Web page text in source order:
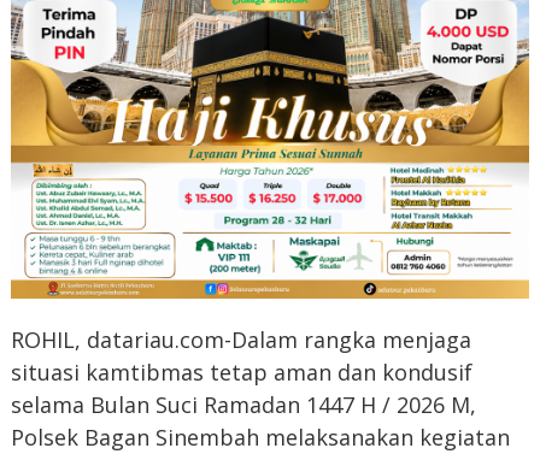
ROHIL, datariau.com-Dalam rangka menjaga
situasi kamtibmas tetap aman dan kondusif
selama Bulan Suci Ramadan 1447 H / 2026 M,
Polsek Bagan Sinembah melaksanakan kegiatan